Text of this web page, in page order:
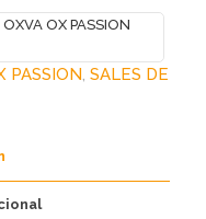
OX PASSION
PASSION, SALES DE